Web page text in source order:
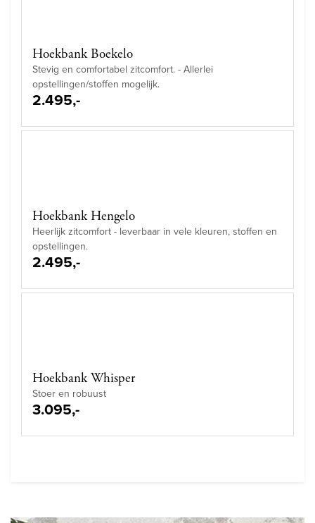
Hoekbank Boekelo
Stevig en comfortabel zitcomfort. - Allerlei
opstellingen/stoffen mogelijk.
2.495,-
Hoekbank Hengelo
Heerlijk zitcomfort - leverbaar in vele kleuren, stoffen en
opstellingen.
2.495,-
Hoekbank Whisper
Stoer en robuust
3.095,-